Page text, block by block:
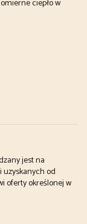
ciepło w
jest na
od
oferty określonej w